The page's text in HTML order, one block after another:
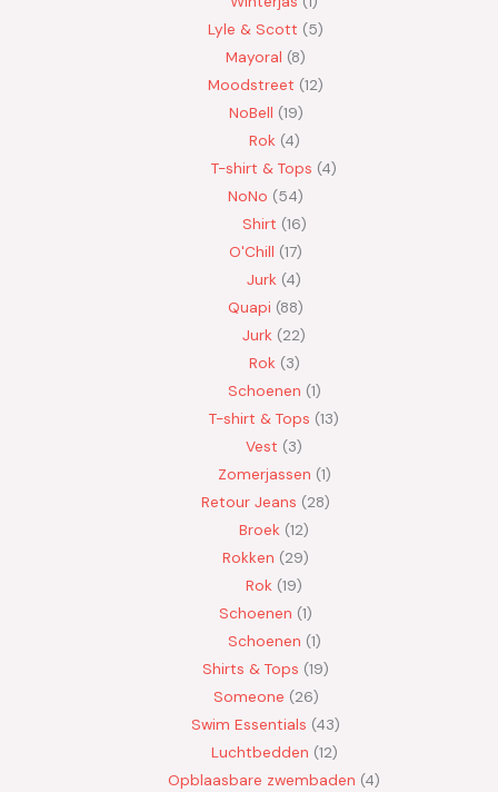
Lyle & Scott
5
Mayoral 8
Moodstreet 12
NoBell 19
Rok 4
T-shirt & Tops 4
NoNo
54
Shirt 16
O'Chill 17
Jurk 4
Quapi 88
Jurk 22
Rok 3
Schoenen 1
T-shirt & Tops 13
Vest
3
Zomerjassen 1
Retour Jeans
28
Broek 12
Rokken
29
Rok 19
Schoenen 1
Schoenen 1
Shirts & Tops 19
Someone 26
Swim Essentials 43
Luchtbedden 12
Opblaasbare zwembaden 4